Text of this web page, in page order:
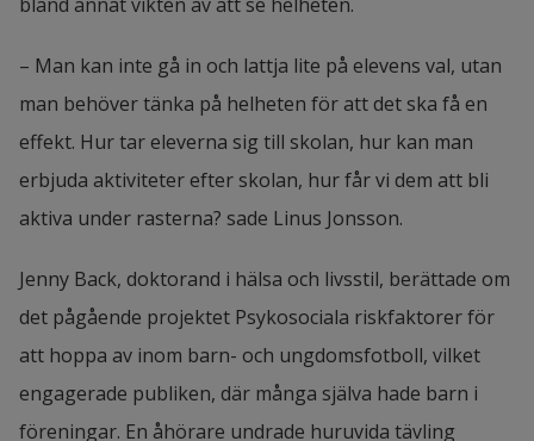
– Man kan inte gå in och lattja lite på elevens val, utan
man behöver tänka på helheten för att det ska få en
effekt. Hur tar eleverna sig till skolan, hur kan man
erbjuda aktiviteter efter skolan, hur får vi dem att bli
aktiva under rasterna? sade Linus Jonsson.
Jenny Back, doktorand i hälsa och livsstil, berättade om
det pågående projektet Psykosociala riskfaktorer för
att hoppa av inom barn- och ungdomsfotboll, vilket
engagerade publiken, där många själva hade barn i
föreningar. En åhörare undrade huruvida tävling